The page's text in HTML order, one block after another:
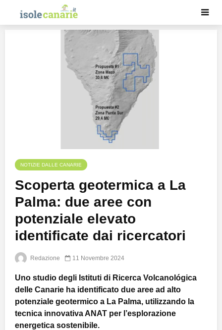
NOTIZIE DALLE CANARIE
Scoperta geotermica a La
Palma: due aree con
potenziale elevato
identificate dai ricercatori
Redazione 11 Novembre 2024
Uno studio degli Istituti di Ricerca Volcanológica
delle Canarie ha identificato due aree ad alto
potenziale geotermico a La Palma, utilizzando la
tecnica innovativa ANAT per l’esplorazione
energetica sostenibile.